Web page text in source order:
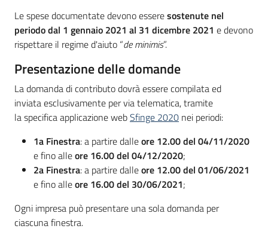
Le spese documentate devono esseresostenute nel
periodo dal 1 gennaio 2021 al 31 dicembre 2021 e devono
rispettare il regime d'aiuto “de minimis”.
Presentazione delle domande
La domanda di contributo dovrà essere compilata ed
inviata esclusivamente per via telematica, tramite
la specifica applicazione webSfinge 2020 nei periodi:
1a Finestra: a partire dalleore 12.00 del 04/11/2020
e fino alleore 16.00 del 04/12/2020;
2a Finestra: a partire dalleore 12.00 del 01/06/2021
e fino alleore 16.00 del 30/06/2021;
Ogni impresa può presentare una sola domanda per
ciascuna finestra.